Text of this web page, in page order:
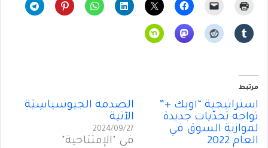
مرتبط
استراتيجية “أوبك +”
تواجه تحدّيات جديدة
لموازنة السوق في
العام 2022
الصدمةُ الجيوسياسِيّةُ
الآتية
2024/09/27
في "الإفتتاحية"